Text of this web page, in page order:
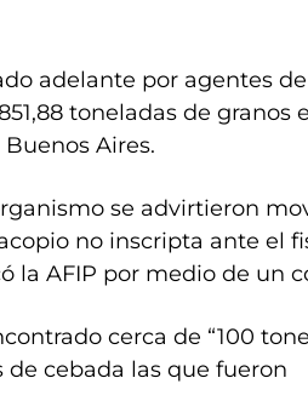
adelante por agentes
toneladas de granos
Aires.
se advirtieron
no inscripta ante el
la AFIP por medio de un
cerca de “100
cebada las que fueron